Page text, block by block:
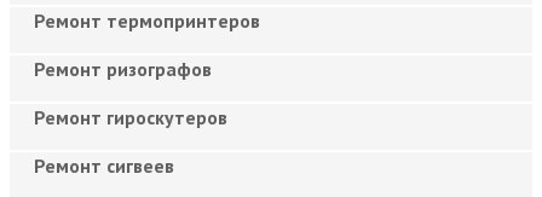
Ремонт термопринтеров
Ремонт ризографов
Ремонт гироскутеров
Ремонт сигвеев